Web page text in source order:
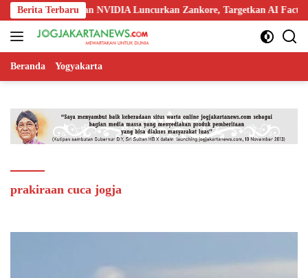
Langsung
ke
konten
Berita Terbaru
Nokia, dan NVIDIA Luncurkan Zankore, Targetkan AI Factory 1
Beranda Yogyakarta
prakiraan cuca jogja